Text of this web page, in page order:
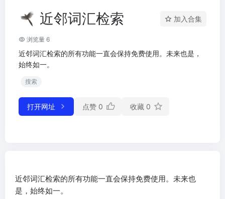
近邻词汇检索 加入合集
浏览量 6
近邻词汇检索的所有功能一直会保持免费使用。未来也是，
始终如一。
搜索
打开网址 点赞 0 收藏 0
近邻词汇检索的所有功能一直会保持免费使用。未来也
是，始终如一。